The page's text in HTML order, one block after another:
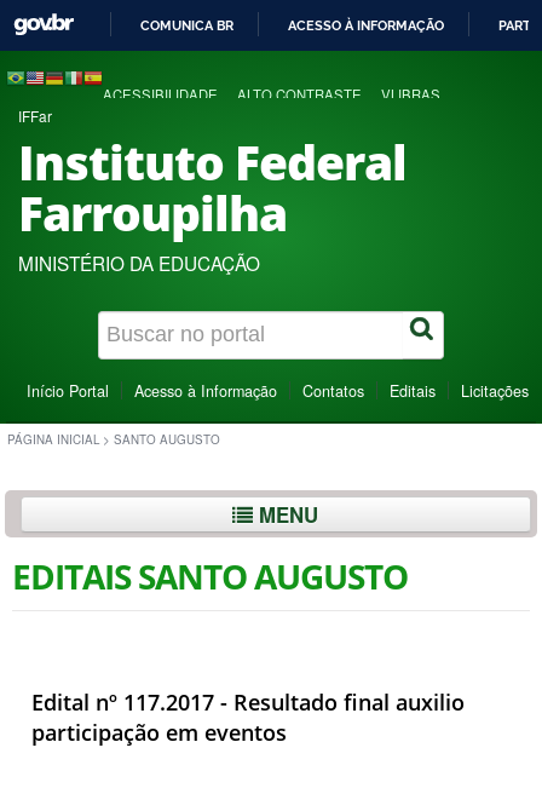
COMUNICA BR ACESSO À INFORMAÇÃO
ACESSIBILIDADE ALTO CONTRASTE VLIBRAS
IFFar
Instituto Federal
Farroupilha
MINISTÉRIO DA EDUCAÇÃO
Início Portal Acesso à Informação Contatos Editais Licitações
PÁGINA INICIAL > SANTO AUGUSTO
MENU
EDITAIS SANTO AUGUSTO
Edital nº 117.2017 - Resultado final auxilio
participação em eventos